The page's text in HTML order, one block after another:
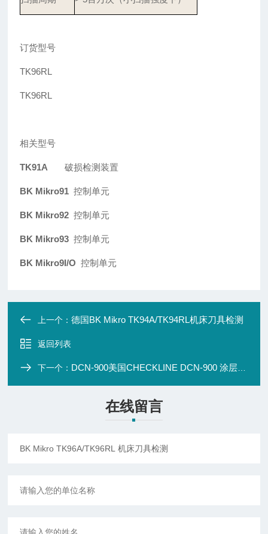
订货型号
TK96RL
TK96RL
相关型号
TK91A 破损检测装置
BK Mikro91 控制单元
BK Mikro92 控制单元
BK Mikro93 控制单元
BK Mikro9I/O 控制单元
上一个：德国BK Mikro TK94A/TK94RL机床刀具检测
返回列表
下一个： DCN-900美国CHECKLINE DCN-900 涂层测厚仪
在线留言